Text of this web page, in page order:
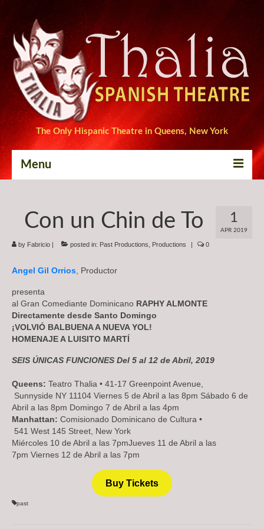
The Only Hispanic Theatre in Queens, New York
Menu
Tickets
Productions
Subscriptions
About
News
In Memoriam
1
APR 2019
Con un Chin de To
by Fabricio posted in: Past Productions Productions 0
Angel Gil Orrios, Productor
presenta
al Gran Comediante Dominicano RAPHY ALMONTE
Directamente desde Santo Domingo
¡VOLVIÓ BALBUENA A NUEVA YOL!
HOMENAJE A LUISITO MARTÍ
SEIS ÚNICAS FUNCIONES Del 5 al 12 de Abril, 2019
Queens: Teatro Thalia • 41-17 Greenpoint Avenue,
Sunnyside NY 11104 Viernes 5 de Abril a las 8pm Sábado 6 de
Abril a las 8pm Domingo 7 de Abril a las 4pm
Manhattan: Comisionado Dominicano de Cultura •
541 West 145 Street, New York
Miércoles 10 de Abril a las 7pmJueves 11 de Abril a las
7pm Viernes 12 de Abril a las 7pm
Buy Tickets
past